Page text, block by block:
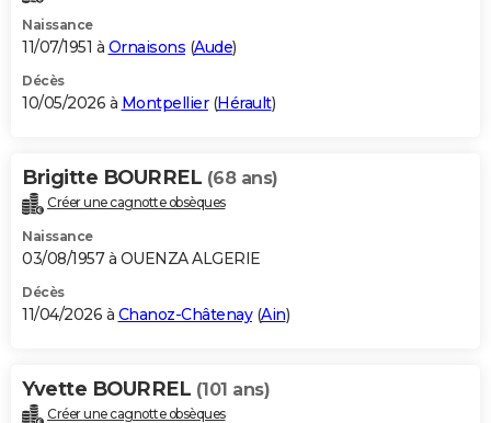
Dictionnaire
Biographies
Citations
Expressions
Proverbes
PROGRAMME TV
S'inscrire
Se connecter
Lycées
Collèges
Primaires
Universités
Entreprises
Service militaire
Avis de recherche
AVIS DE DÉCÈS
Bricolage
Lifestyle
Culture
Sport
Auto
Television
Voyage
Cinema
Naissance
11/07/1951 à Ornaisons (Aude)
Décès
10/05/2026 à Montpellier(Hérault)
Brigitte BOURREL (68 ans)
Créer une cagnotte obsèques
Naissance
03/08/1957 à OUENZA ALGERIE
Décès
11/04/2026 à Chanoz-Châtenay(Ain)
Yvette BOURREL (101 ans)
Créer une cagnotte obsèques